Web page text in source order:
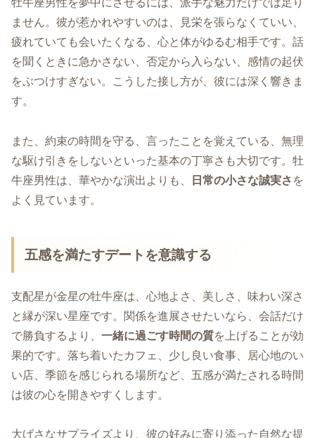
牡牛座男性を夢中にさせるには、派手な魅力だけでは足り
ません。彼が惹かれやすいのは、見栄を張らなくていい、
疲れていても会いたくなる、心と体がゆるむ相手です。話
を聞くときに急かさない、否定から入らない、感情の起伏
をぶつけすぎない。こうした接し方が、彼には深く響きま
す。
また、約束の時間を守る、言ったことを覚えている、無理
な駆け引きをしないといった基本の丁寧さも大切です。牡
牛座男性は、華やかな演出よりも、
日常の小さな誠実さ を
よく見ています。
五感を満たすデートを意識する
支配星が金星の牡牛座は、心地よさ、美しさ、味わい深さ
と縁が深い星座です。関係を進展させたいなら、会話だけ
で勝負するより、 一緒に過ごす時間の質を上げることが効
果的です。落ち着いたカフェ、少し良い食事、居心地のい
い店、季節を感じられる場所など、五感が満たされる時間
は彼の心を開きやすくします。
大げさなサプライズより、彼の好みに寄り添った自然な提